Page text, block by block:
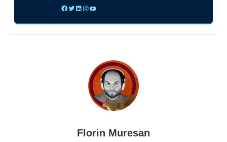
Florin Muresan